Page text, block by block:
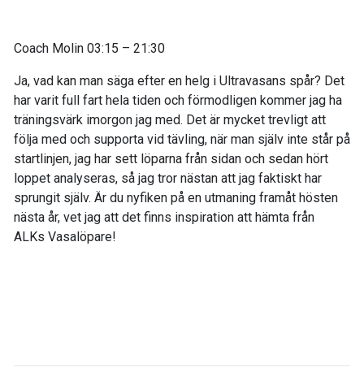
Coach Molin 03:15 – 21:30
Ja, vad kan man säga efter en helg i Ultravasans spår? Det
har varit full fart hela tiden och förmodligen kommer jag ha
träningsvärk imorgon jag med. Det är mycket trevligt att
följa med och supporta vid tävling, när man själv inte står på
startlinjen, jag har sett löparna från sidan och sedan hört
loppet analyseras, så jag tror nästan att jag faktiskt har
sprungit själv. Är du nyfiken på en utmaning framåt hösten
nästa år, vet jag att det finns inspiration att hämta från
ALKs Vasalöpare!